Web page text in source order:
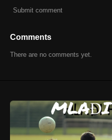
Submit comment
Comments
There are no comments yet.